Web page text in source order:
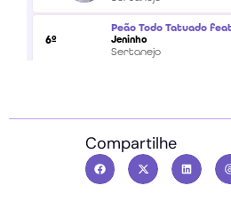
Compartilhe